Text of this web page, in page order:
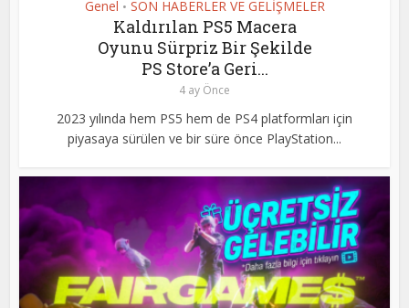
Genel • SON HABERLER VE GELİŞMELER
Kaldırılan PS5 Macera
Oyunu Sürpriz Bir Şekilde
PS Store’a Geri...
4 ay Önce
2023 yılında hem PS5 hem de PS4 platformları için
piyasaya sürülen ve bir süre önce PlayStation...